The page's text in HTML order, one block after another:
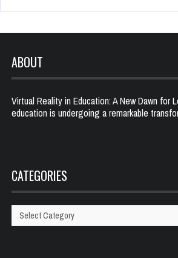
ABOUT
Virtual Reality in Education: A New Dawn for
education is undergoing a remarkable
CATEGORIES
Categories